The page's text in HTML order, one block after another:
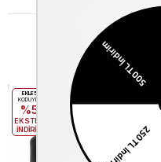
EKLE5
KODUYLA
%5
EKSTRA
İNDİRİM